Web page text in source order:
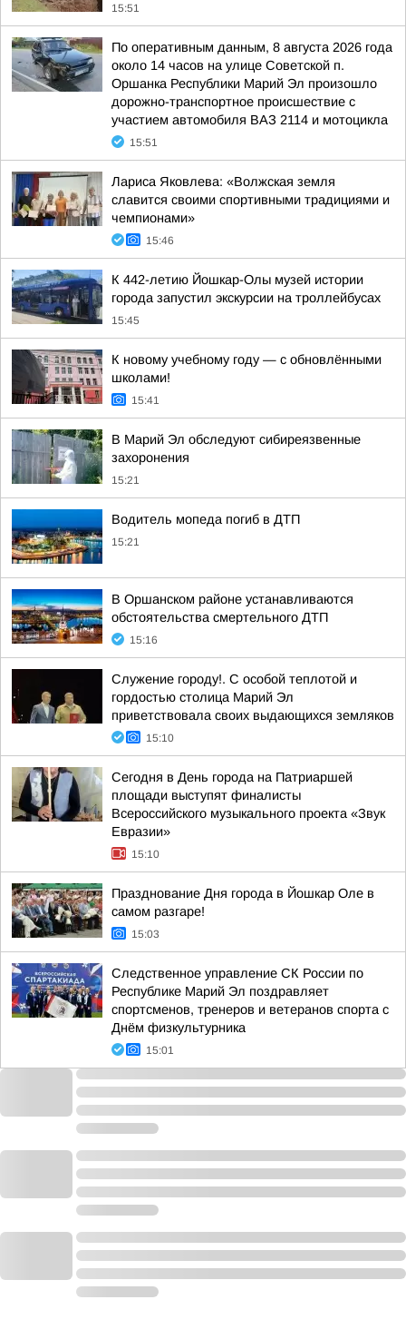
15:51
По оперативным данным, 8 августа 2026 года
около 14 часов на улице Советской п.
Оршанка Республики Марий Эл произошло
дорожно-транспортное происшествие с
участием автомобиля ВАЗ 2114 и мотоцикла
15:51
Лариса Яковлева: «Волжская земля
славится своими спортивными традициями и
чемпионами»
15:46
К 442-летию Йошкар-Олы музей истории
города запустил экскурсии на троллейбусах
15:45
К новому учебному году — с обновлёнными
школами!
15:41
В Марий Эл обследуют сибиреязвенные
захоронения
15:21
Водитель мопеда погиб в ДТП
15:21
В Оршанском районе устанавливаются
обстоятельства смертельного ДТП
15:16
Служение городу!. С особой теплотой и
гордостью столица Марий Эл
приветствовала своих выдающихся земляков
15:10
Сегодня в День города на Патриаршей
площади выступят финалисты
Всероссийского музыкального проекта «Звук
Евразии»
15:10
Празднование Дня города в Йошкар Оле в
самом разгаре!
15:03
Следственное управление СК России по
Республике Марий Эл поздравляет
спортсменов, тренеров и ветеранов спорта с
Днём физкультурника
15:01